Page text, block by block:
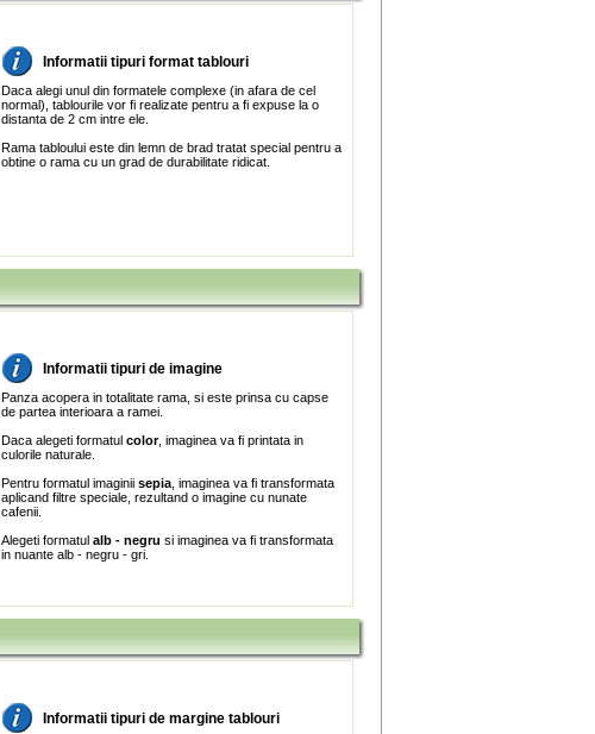
Informatii tipuri format tablouri
Daca alegi unul din formatele complexe (in afara de cel
normal), tablourile vor fi realizate pentru a fi expuse la o
distanta de 2 cm intre ele.
Rama tabloului este din lemn de brad tratat special pentru a
obtine o rama cu un grad de durabilitate ridicat.
Informatii tipuri de imagine
Panza acopera in totalitate rama, si este prinsa cu capse
de partea interioara a ramei.
Daca alegeti formatul color, imaginea va fi printata in
culorile naturale.
Pentru formatul imaginii sepia , imaginea va fi transformata
aplicand filtre speciale, rezultand o imagine cu nunate
cafenii.
Alegeti formatul alb - negru si imaginea va fi transformata
in nuante alb - negru - gri.
Informatii tipuri de margine tablouri